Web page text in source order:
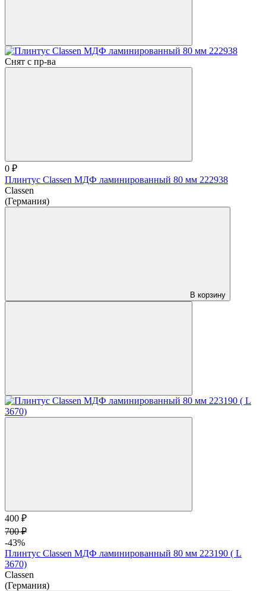
Снят с пр-ва
0 ₽
Плинтус Classen МДФ ламинированный 80 мм 222938
Classen
(Германия)
В корзину
400 ₽
700 ₽
-43%
Плинтус Classen МДФ ламинированный 80 мм 223190 ( L
3670)
Classen
(Германия)